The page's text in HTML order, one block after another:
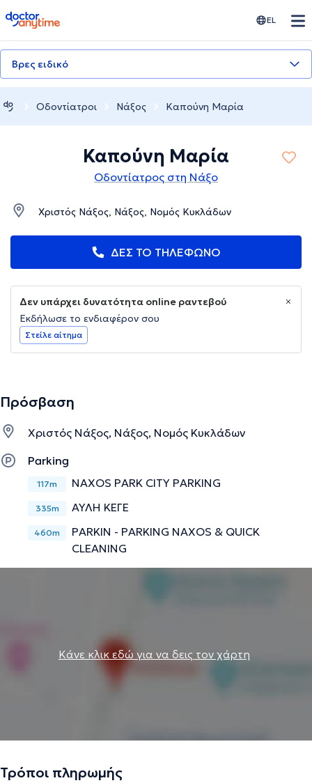
doctoranytime EL
Βρες ειδικό
Οδοντίατροι Νάξος Καπούνη Μαρία
Καπούνη Μαρία
Οδοντίατρος στη Νάξο
Χριστός Νάξος, Νάξος, Νομός Κυκλάδων
ΔΕΣ ΤΟ ΤΗΛΕΦΩΝΟ
Δεν υπάρχει δυνατότητα online ραντεβού
Εκδήλωσε το ενδιαφέρον σου
Στείλε αίτημα
Πρόσβαση
Χριστός Νάξος, Νάξος, Νομός Κυκλάδων
Parking
117m NAXOS PARK CITY PARKING
335m ΑΥΛΗ ΚΕΓΕ
460m
PARKIN - PARKING NAXOS & QUICK
CLEANING
Κάνε κλικ εδώ για να δεις τον χάρτη
Τρόποι πληρωμής